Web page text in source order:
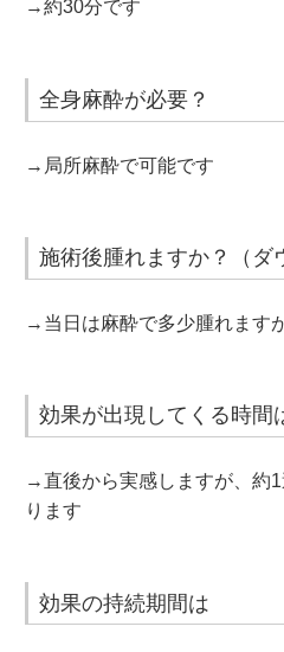
→約30分です
全身麻酔が必要？
→局所麻酔で可能です
施術後腫れますか？（ダ
→当日は麻酔で多少腫れます
効果が出現してくる時間
→直後から実感しますが、約
ります
効果の持続期間は